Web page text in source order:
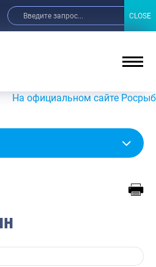
сайте
CLOSE
CLOSE